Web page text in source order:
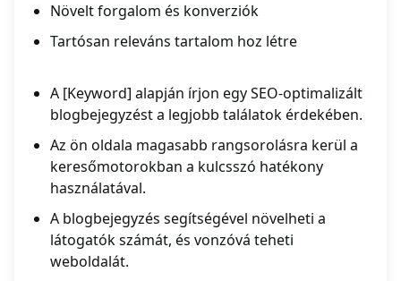
Növelt forgalom és konverziók
Tartósan releváns tartalom hoz létre
A [Keyword] alapján írjon egy SEO-optimalizált
blogbejegyzést a legjobb találatok érdekében.
Az ön oldala magasabb rangsorolásra kerül a
keresőmotorokban a kulcsszó hatékony
használatával.
A blogbejegyzés segítségével növelheti a
látogatók számát, és vonzóvá teheti
weboldalát.